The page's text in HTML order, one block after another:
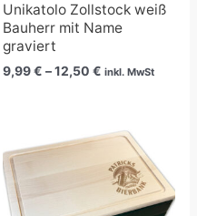
Unikatolo Zollstock weiß
Bauherr mit Name
graviert
9,99€ –12,50 € inkl. MwSt